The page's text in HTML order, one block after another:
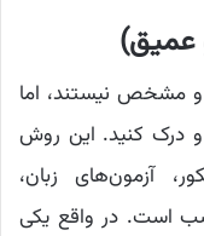
و مشخص نیستند، اما
و درک کنید. این روش
آزمون‌های زبان،
است. در واقع یکی